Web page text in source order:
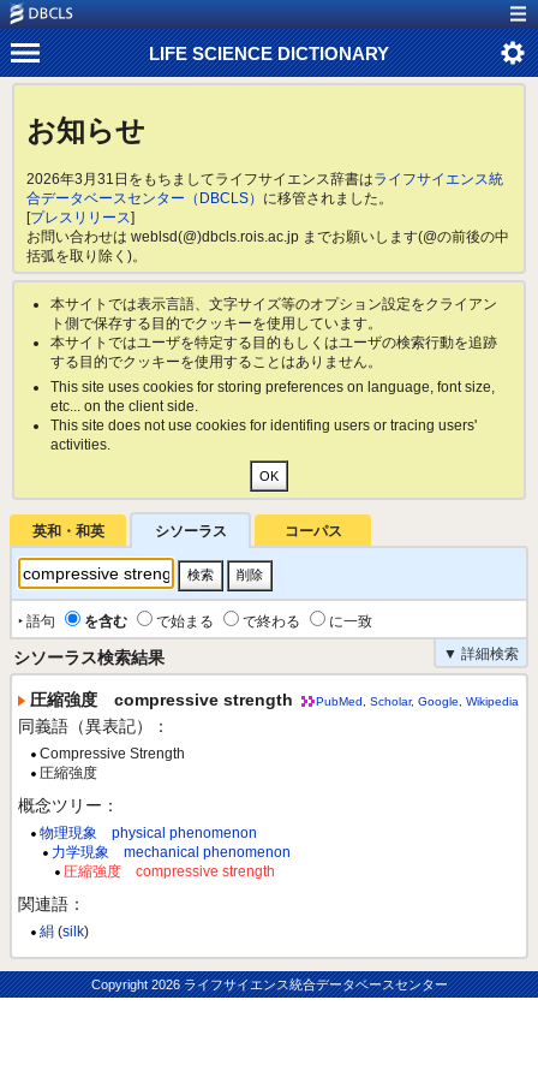
LIFE SCIENCE DICTIONARY
お知らせ
2026年3月31日をもちましてライフサイエンス辞書はライフサイエンス統
合データベースセンター（DBCLS） に移管されました。
[プレスリリース]
お問い合わせは weblsd(@)dbcls.rois.ac.jp までお願いします(@の前後の中
括弧を取り除く)。
本サイトでは表示言語、文字サイズ等のオプション設定をクライアン
ト側で保存する目的でクッキーを使用しています。
本サイトではユーザを特定する目的もしくはユーザの検索行動を追跡
する目的でクッキーを使用することはありません。
This site uses cookies for storing preferences on language, font size,
etc... on the client side.
This site does not use cookies for identifing users or tracing users'
activities.
英和・和英 シソーラス コーパス
‣ 語句 を含む で始まる で終わる
に一致
▼ 詳細検索
シソーラス検索結果
圧縮強度 compressive strength PubMed Scholar, Google Wikipedia
同義語（異表記）：
Compressive Strength
圧縮強度
概念ツリー：
物理現象 physical phenomenon
力学現象 mechanical phenomenon
圧縮強度 compressive strength
関連語：
絹 (silk)
Copyright2026 ライフサイエンス統合データベースセンター